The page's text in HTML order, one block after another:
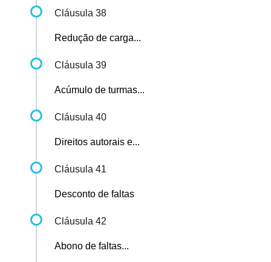
Cláusula 38
Redução de carga...
Cláusula 39
Acúmulo de turmas...
Cláusula 40
Direitos autorais e...
Cláusula 41
Desconto de faltas
Cláusula 42
Abono de faltas...